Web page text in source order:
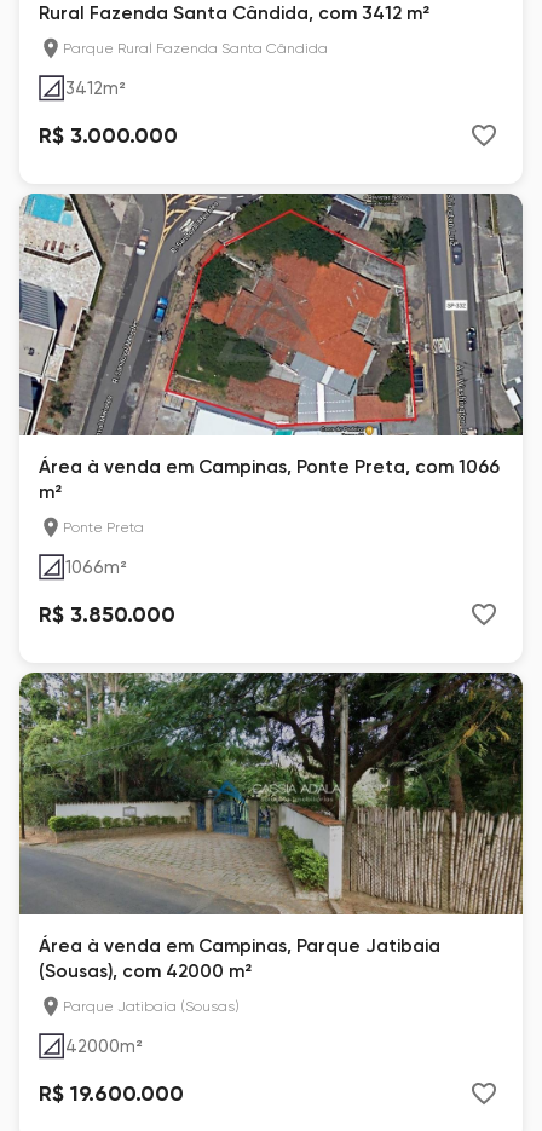
Rural Fazenda Santa Cândida, com 3412 m²
Parque Rural Fazenda Santa Cândida
3412m²
R$ 3.000.000
Área à venda em Campinas, Ponte Preta, com 1066
m²
Ponte Preta
1066m²
R$ 3.850.000
Área à venda em Campinas, Parque Jatibaia
(Sousas), com 42000 m²
Parque Jatibaia (Sousas)
42000m²
R$ 19.600.000